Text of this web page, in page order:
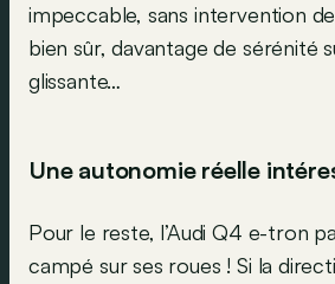
impeccable, sans intervention
bien sûr, davantage de sérénité
glissante…
Une autonomie réelle
Pour le reste, l’Audi Q4 e-tron
campé sur ses roues ! Si la